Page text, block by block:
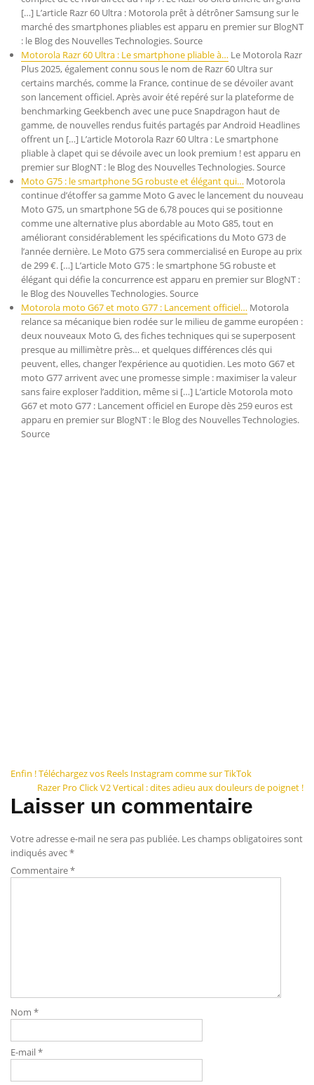
[…] L’article Razr 60 Ultra : Motorola prêt à détrôner Samsung sur le
marché des smartphones pliables est apparu en premier sur BlogNT
: le Blog des Nouvelles Technologies. Source
Motorola Razr 60 Ultra : Le smartphone pliable à… Le Motorola Razr
Plus 2025, également connu sous le nom de Razr 60 Ultra sur
certains marchés, comme la France, continue de se dévoiler avant
son lancement officiel. Après avoir été repéré sur la plateforme de
benchmarking Geekbench avec une puce Snapdragon haut de
gamme, de nouvelles rendus fuités partagés par Android Headlines
offrent un […] L’article Motorola Razr 60 Ultra : Le smartphone
pliable à clapet qui se dévoile avec un look premium ! est apparu en
premier sur BlogNT : le Blog des Nouvelles Technologies. Source
Moto G75 : le smartphone 5G robuste et élégant qui… Motorola
continue d’étoffer sa gamme Moto G avec le lancement du nouveau
Moto G75, un smartphone 5G de 6,78 pouces qui se positionne
comme une alternative plus abordable au Moto G85, tout en
améliorant considérablement les spécifications du Moto G73 de
l’année dernière. Le Moto G75 sera commercialisé en Europe au prix
de 299 €. […] L’article Moto G75 : le smartphone 5G robuste et
élégant qui défie la concurrence est apparu en premier sur BlogNT :
le Blog des Nouvelles Technologies. Source
Motorola moto G67 et moto G77 : Lancement officiel… Motorola
relance sa mécanique bien rodée sur le milieu de gamme européen :
deux nouveaux Moto G, des fiches techniques qui se superposent
presque au millimètre près… et quelques différences clés qui
peuvent, elles, changer l’expérience au quotidien. Les moto G67 et
moto G77 arrivent avec une promesse simple : maximiser la valeur
sans faire exploser l’addition, même si […] L’article Motorola moto
G67 et moto G77 : Lancement officiel en Europe dès 259 euros est
apparu en premier sur BlogNT : le Blog des Nouvelles Technologies.
Source
Navigation
de
Enfin ! Téléchargez vos Reels Instagram comme sur TikTok
Razer Pro Click V2 Vertical : dites adieu aux douleurs de poignet !
Laisser un commentaire
Votre adresse e-mail ne sera pas publiée. Les champs obligatoires sont
indiqués avec*
Commentaire*
Nom *
E-mail*